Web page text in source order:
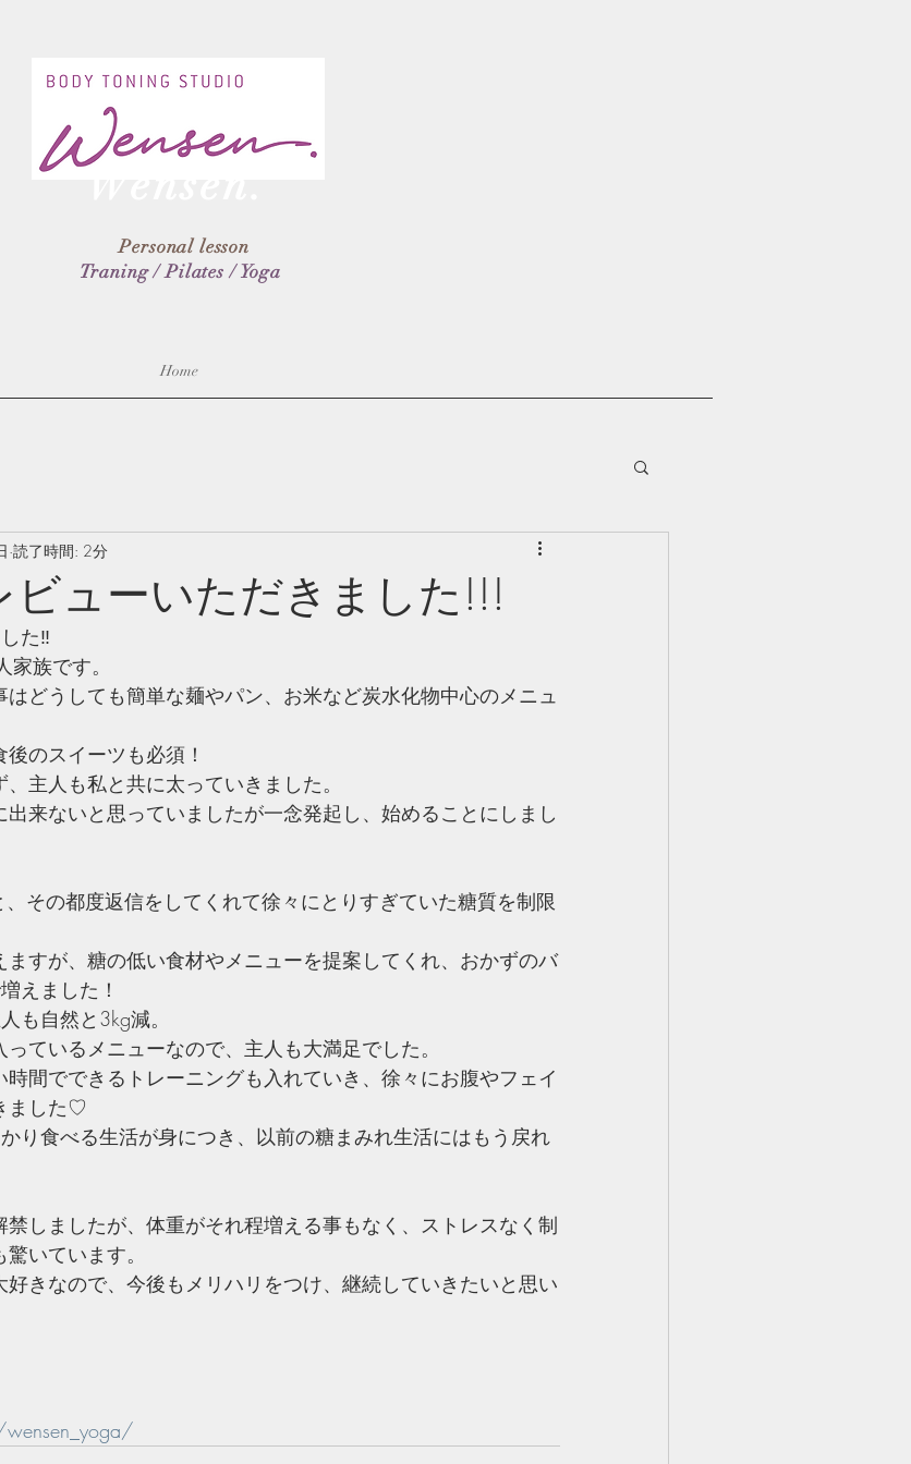
Body toning Studio
Wensen.
Personal lesson
Traning / Pilates / Yoga
Home
ビューいただきました!!!
読了時間: 2分
た‼️
族です。
どうしても簡単な麺やパン、お米など炭水化物中心のメニュ
のスイーツも必須！
主人も私と共に太っていきました。
来ないと思っていましたが一念発起し、始めることにしまし
その都度返信をしてくれて徐々にとりすぎていた糖質を制限
すが、糖の低い食材やメニューを提案してくれ、おかずのバ
えました！
も自然と3kg減。
ているメニューなので、主人も大満足でした。
間でできるトレーニングも入れていき、徐々にお腹やフェイ
ました♡
り食べる生活が身につき、以前の糖まみれ生活にはもう戻れ
しましたが、体重がそれ程増える事もなく、ストレスなく制
いています。
好きなので、今後もメリハリをつけ、継続していきたいと思い